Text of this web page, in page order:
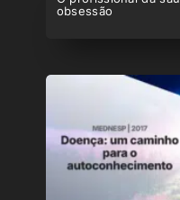
obsessão